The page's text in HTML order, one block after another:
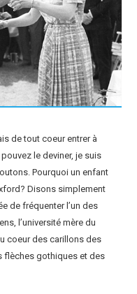
de tout coeur entrer à
le deviner, je suis
Pourquoi un enfant
Disons simplement
de fréquenter l’un des
l’université mère du
coeur des carillons des
flèches gothiques et des